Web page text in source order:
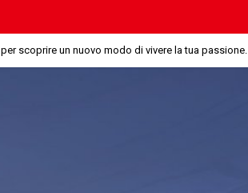
per scoprire un nuovo modo di vivere la tua passione.